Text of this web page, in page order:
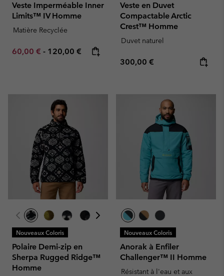
Veste Imperméable Inner
Limits™ IV Homme
Matière Recyclée
Minimum sale price:
60,00 € - Maximum price:
120,00 €
Veste en Duvet
Compactable Arctic
Crest™ Homme
Duvet naturel
Regular price:
300,00 €
Nouveaux Coloris
Polaire Demi-zip en
Sherpa Rugged Ridge™
Homme
Nouveaux Coloris
Anorak à Enfiler
Challenger™ II Homme
Résistant à l'eau et aux